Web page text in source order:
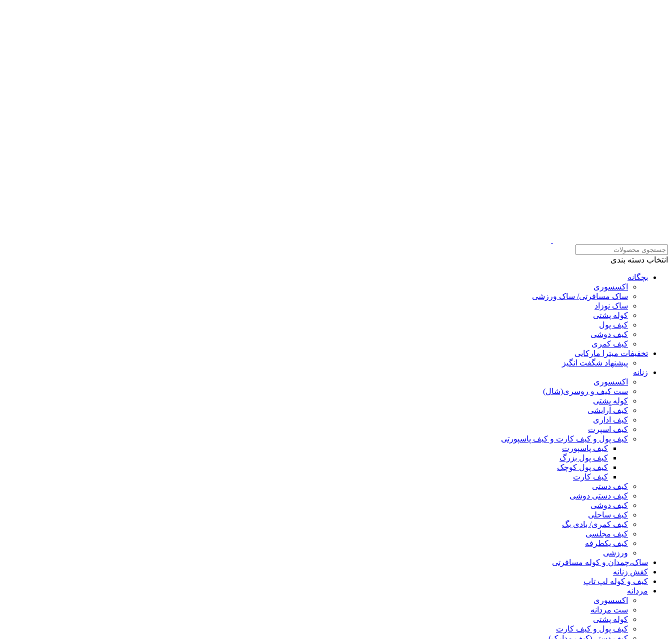
انتخاب دسته بندی
بچگانه
اکسسوری
ساک مسافرتی/ ساک ورزشی
ساک نوزاد
کوله پشتی
کیف پول
کیف دوشی
کیف کمری
تخفیفات میترا مارکایی
پیشنهاد شگفت انگیز
زنانه
اکسسوری
ست کیف و روسری(شال)
کوله پشتی
کیف آرایشی
کیف اداری
کیف اسپرت
کیف پول و کیف کارت و کیف پاسپورتی
کیف پاسپورت
کیف پول بزرگ
کیف پول کوچک
کیف کارت
کیف دستی
کیف دستی دوشی
کیف دوشی
کیف ساحلی
کیف کمری/ بادی بگ
کیف مجلسی
کیف یکطرفه
ورزشی
ساک،چمدان و کوله مسافرتی
کفش زنانه
کیف و کوله لپ تاپ
مردانه
اکسسوری
ست مردانه
کوله پشتی
کیف پول و کیف کارت